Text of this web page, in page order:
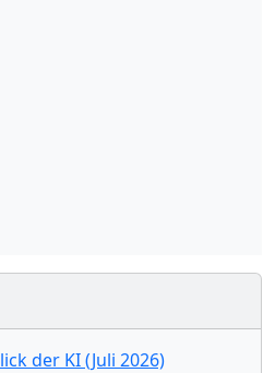
der KI (Juli 2026)